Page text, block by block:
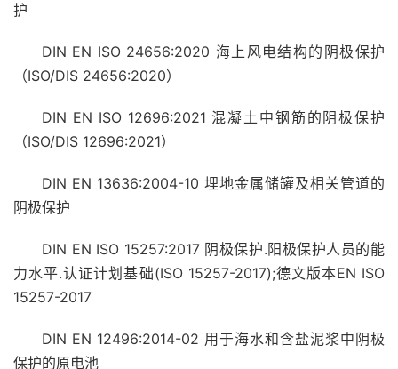
护
DIN EN ISO 24656:2020 海上风电结构的阴极保护
（ISO/DIS 24656:2020）
DIN EN ISO 12696:2021 混凝土中钢筋的阴极保护
（ISO/DIS 12696:2021）
DIN EN 13636:2004-10 埋地金属储罐及相关管道的
阴极保护
DIN EN ISO 15257:2017 阴极保护.阳极保护人员的能
力水平.认证计划基础(ISO 15257-2017);德文版本EN ISO
15257-2017
DIN EN 12496:2014-02 用于海水和含盐泥浆中阴极
保护的原电池